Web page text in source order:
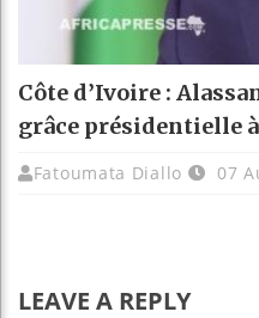
Côte d’Ivoire :
grâce présidentielle à
Fatoumata Diallo 07
LEAVE A REPLY